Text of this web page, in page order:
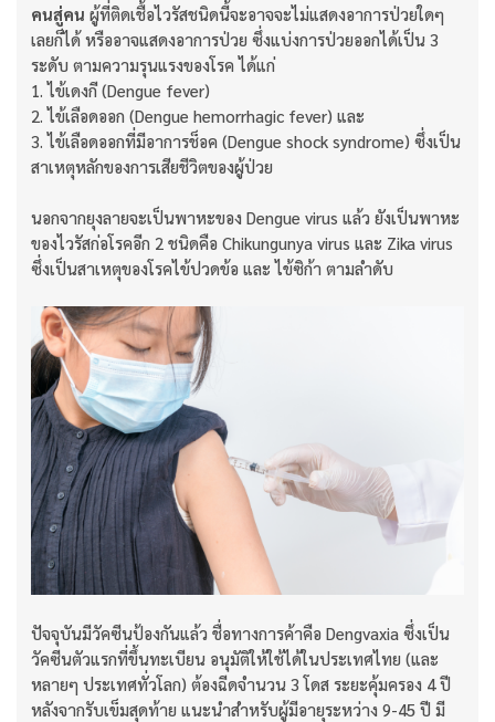
คนสู่คน ผู้ที่ติดเชื้อไวรัสชนิดนี้จะอาจจะไม่แสดงอาการป่วยใดๆ
เลยก็ได้ หรืออาจแสดงอาการป่วย ซึ่งแบ่งการป่วยออกได้เป็น 3
ระดับ ตามความรุนแรงของโรค ได้แก่
1. ไข้เดงกี (Dengue fever)
2. ไข้เลือดออก (Dengue hemorrhagic fever) และ
3. ไข้เลือดออกที่มีอาการช็อค (Dengue shock syndrome) ซึ่งเป็น
สาเหตุหลักของการเสียชีวิตของผู้ป่วย
นอกจากยุงลายจะเป็นพาหะของ Dengue virus แล้ว ยังเป็นพาหะ
ของไวรัสก่อโรคอีก 2 ชนิดคือ Chikungunya virus และ Zika virus
ซึ่งเป็นสาเหตุของโรคไข้ปวดข้อ และ ไข้ซิก้า ตามลำดับ
ปัจจุบันมีวัคซีนป้องกันแล้ว ชื่อทางการค้าคือ Dengvaxia ซึ่งเป็น
วัคซีนตัวแรกที่ขึ้นทะเบียน อนุมัติให้ใช้ได้ในประเทศไทย (และ
หลายๆ ประเทศทั่วโลก) ต้องฉีดจำนวน 3 โดส ระยะคุ้มครอง 4 ปี
หลังจากรับเข็มสุดท้าย แนะนำสำหรับผู้มีอายุระหว่าง 9-45 ปี มี